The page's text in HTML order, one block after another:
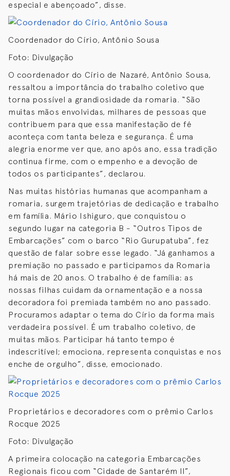
especial e abençoado”, disse.
Coordenador do Círio, Antônio Sousa
Foto: Divulgação
O coordenador do Círio de Nazaré, Antônio Sousa,
ressaltou a importância do trabalho coletivo que
torna possível a grandiosidade da romaria. “São
muitas mãos envolvidas, milhares de pessoas que
contribuem para que essa manifestação de fé
aconteça com tanta beleza e segurança. É uma
alegria enorme ver que, ano após ano, essa tradição
continua firme, com o empenho e a devoção de
todos os participantes”, declarou.
Nas muitas histórias humanas que acompanham a
romaria, surgem trajetórias de dedicação e trabalho
em família. Mário Ishiguro, que conquistou o
segundo lugar na categoria B - “Outros Tipos de
Embarcações” com o barco “Rio Gurupatuba”, fez
questão de falar sobre esse legado. “Já ganhamos a
premiação no passado e participamos da Romaria
há mais de 20 anos. O trabalho é de família: as
nossas filhas cuidam da ornamentação e a nossa
decoradora foi premiada também no ano passado.
Procuramos adaptar o tema do Círio da forma mais
verdadeira possível. É um trabalho coletivo, de
muitas mãos. Participar há tanto tempo é
indescritível; emociona, representa conquistas e nos
enche de orgulho”, disse, emocionado.
Proprietários e decoradores com o prêmio Carlos
Rocque 2025
Foto: Divulgação
A primeira colocação na categoria Embarcações
Regionais ficou com “Cidade de Santarém II”,